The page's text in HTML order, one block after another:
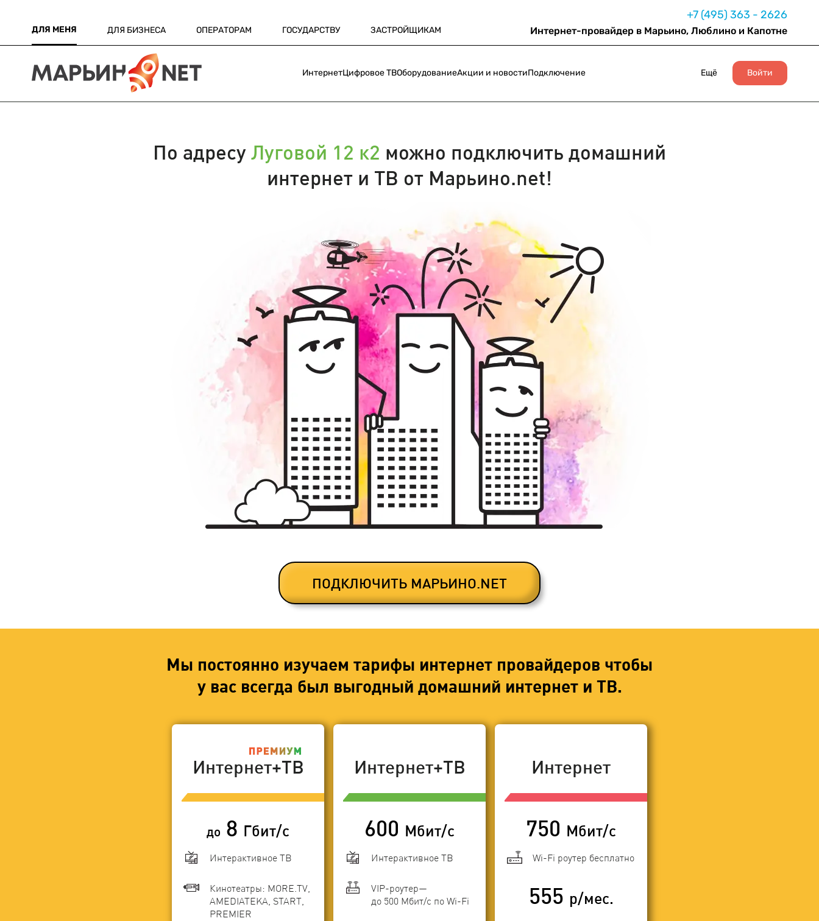
ДЛЯ МЕНЯ ДЛЯ БИЗНЕСА ОПЕРАТОРАМ ГОСУДАРСТВУ ЗАСТРОЙЩИКАМ
+7 (495) 363 - 2626
Интернет-провайдер в Марьино, Люблино и Капотне
ИнтернетЦифровое ТВОборудованиеАкции и новостиПодключение Ещё Войти
По адресуЛуговой 12 к2 можно подключить домашний
интернет и ТВ от Марьино.net!
ПОДКЛЮЧИТЬ МАРЬИНО.NET
Мы постоянно изучаем тарифы интернет провайдеров чтобы
у вас всегда был выгодный домашний интернет и ТВ.
Интернет+ТВ
до 8 Гбит/с
Интерактивное ТВ
Кинотеатры: MORE.TV,
AMEDIATEKA, START,
PREMIER
Интернет+ТВ
600 Мбит/с
Интерактивное ТВ
VIP-роутер—
до 500 Мбит/с по Wi-Fi
Интернет
750 Мбит/с
Wi-Fi роутер бесплатно
555 р/мес.